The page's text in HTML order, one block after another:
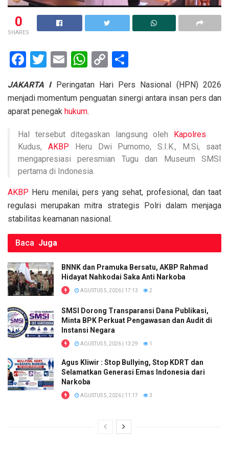
0
SHARES
F
ce
b
o
k
T
tt
er
E
ail
W
at
s
p
p
C
py
k
ar
JAKARTA I
Peringatan Hari Pers Nasional (HPN) 2026
menjadi momentum penguatan sinergi antara insan pers dan
aparat penegak hukum.
Hal tersebut ditegaskan langsung oleh
Kapolres
Kudus, AKBP Heru Dwi Purnomo, S.I.K., M.Si, saat
mengapresiasi peresmian Tugu dan Museum SMSI
pertama di Indonesia.
AKBP Heru menilai, pers yang sehat, profesional, dan taat
regulasi merupakan mitra strategis Polri dalam menjaga
stabilitas keamanan nasional.
Baca Juga
BNNK dan Pramuka Bersatu, AKBP Rahmad
Hidayat Nahkodai Saka Anti Narkoba
AGUSTUS 5, 2026 | 17:13 2
SMSI Dorong Transparansi Dana Publikasi,
Minta BPK Perkuat Pengawasan dan Audit di
Instansi Negara
AGUSTUS 5, 2026 | 13:29 1
Agus Kliwir : Stop Bullying, Stop KDRT dan
Selamatkan Generasi Emas Indonesia dari
Narkoba
AGUSTUS 5, 2026 | 11:17 3